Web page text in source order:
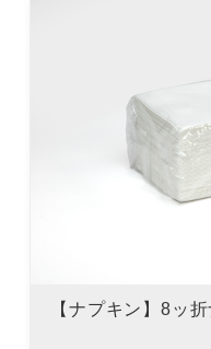
【ナプキン】8ッ